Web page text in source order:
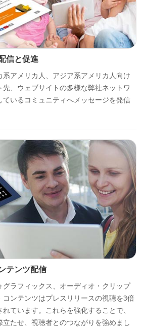
信と促進
アメリカ人、アジア系アメリカ人向け
、ウェブサイトの多様な弊社ネットワ
いるコミュニティへメッセージを発信
テンツ配信
グラフィックス、オーディオ・クリップ
ンテンツはプレスリリースの視聴を3倍
ています。これらを強化することで、
たせ、視聴者とのつながりを強めまし